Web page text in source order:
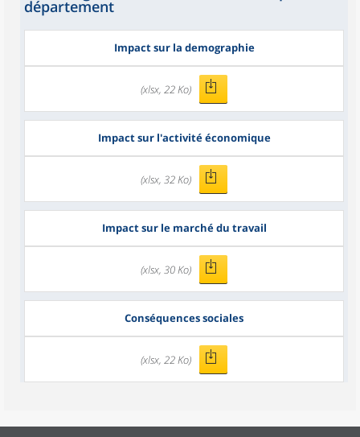
département
Impact sur la demographie
(xlsx, 22 Ko)
Impact sur l'activité économique
(xlsx, 32 Ko)
Impact sur le marché du travail
(xlsx, 30 Ko)
Conséquences sociales
(xlsx, 22 Ko)